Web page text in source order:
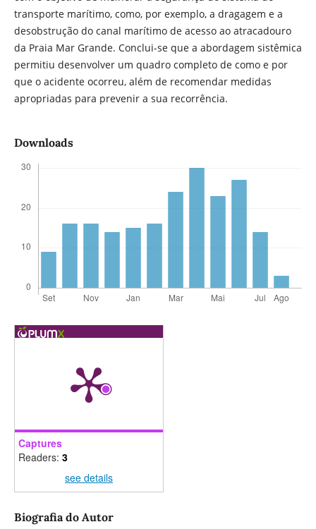
transporte marí­timo, como, por exemplo, a dragagem e a
desobstrução do canal marí­timo de acesso ao atracadouro
da Praia Mar Grande. Conclui-se que a abordagem sistêmica
permitiu desenvolver um quadro completo de como e por
que o acidente ocorreu, além de recomendar medidas
apropriadas para prevenir a sua recorrência.
Downloads
Captures
Readers: 3
see details
Biografia do Autor